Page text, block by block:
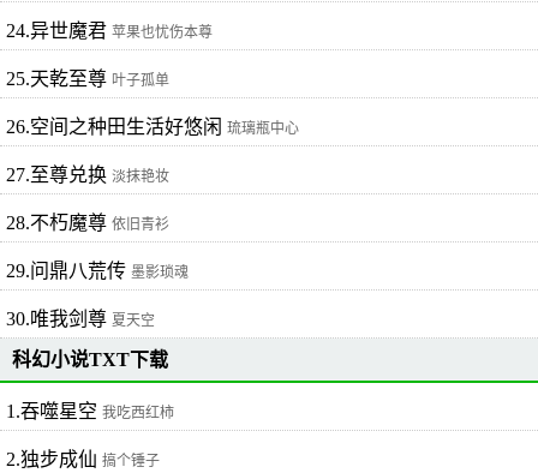
24.异世魔君 苹果也忧伤本尊
25.天乾至尊 叶子孤单
26.空间之种田生活好悠闲 琉璃瓶中心
27.至尊兑换 淡抹艳妆
28.不朽魔尊 依旧青衫
29.问鼎八荒传 墨影琐魂
30.唯我剑尊 夏天空
科幻小说TXT下载
1.吞噬星空 我吃西红柿
2.独步成仙 搞个锤子